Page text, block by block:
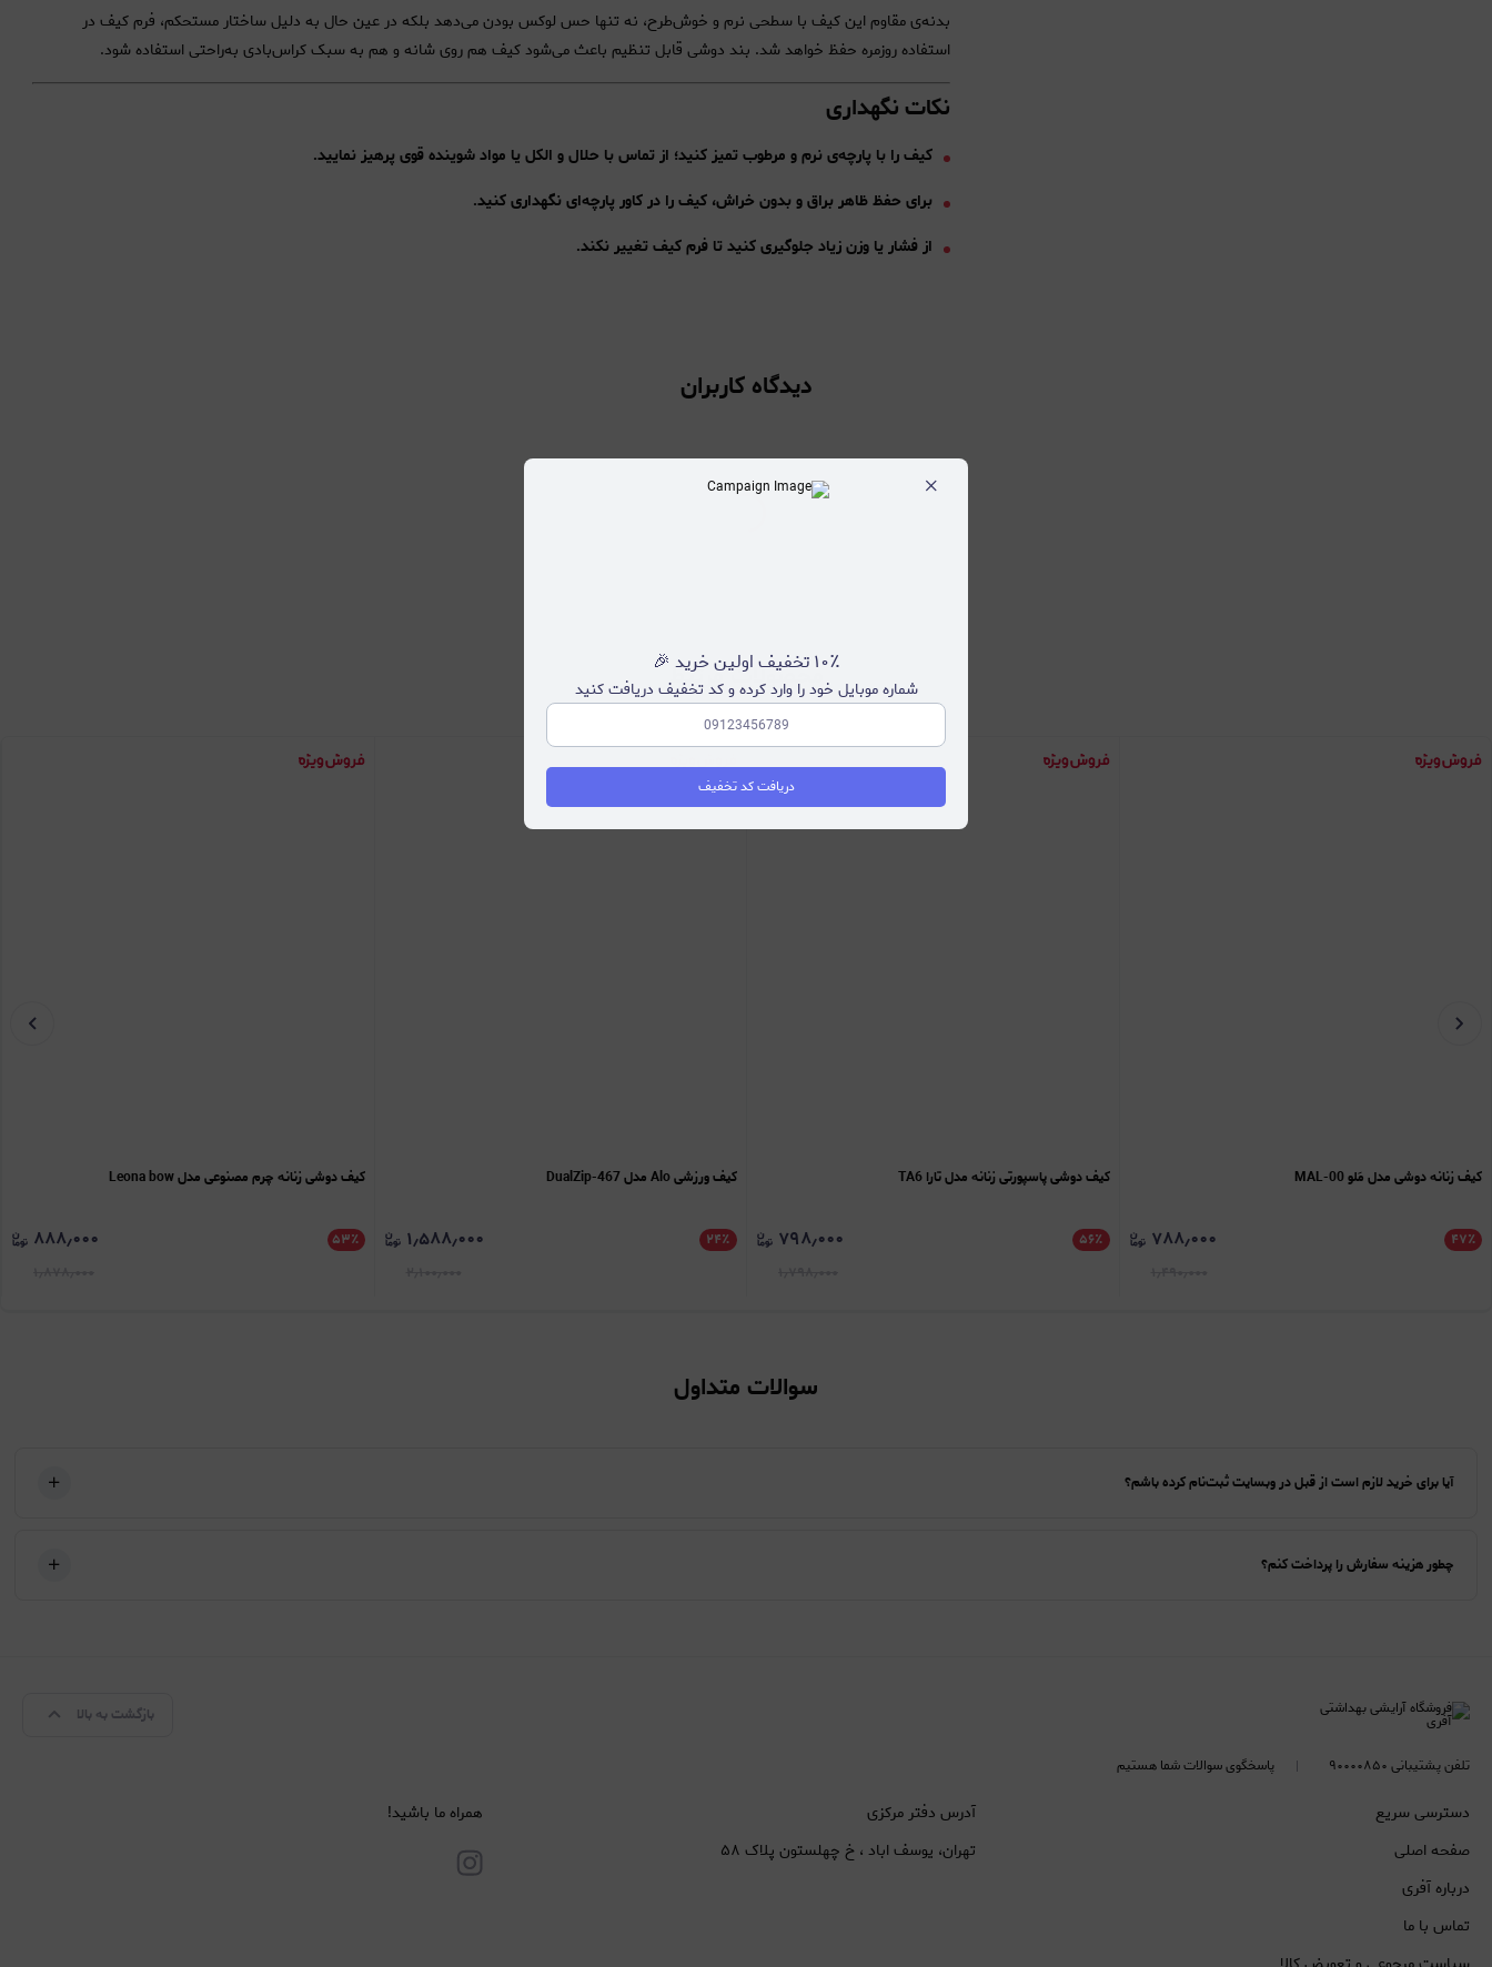
بدنه‌ی مقاوم این کیف با سطحی نرم و خوش‌طرح، نه تنها حس لوکس بودن می‌دهد بلکه در عین حال به دلیل ساختار مستحکم، فرم کیف در
استفاده روزمره حفظ خواهد شد. بند دوشی قابل تنظیم باعث می‌شود کیف هم روی شانه و هم به سبک کراس‌بادی به‌راحتی استفاده شود.
نکات نگهداری
کیف را با پارچه‌ی نرم و مرطوب تمیز کنید؛ از تماس با حلال و الکل یا مواد شوینده قوی پرهیز نمایید.
برای حفظ ظاهر براق و بدون خراش، کیف را در کاور پارچه‌ای نگهداری کنید.
از فشار یا وزن زیاد جلوگیری کنید تا فرم کیف تغییر نکند.
دیدگاه کاربران
محصولات مرتبط
کیف زنانه دوشی مدل مَلو MAL-00
۴۷٪ ۷۸۸٫۰۰۰
کیف دوشی پاسپورتی زنانه مدل تارا TA6
۵۶٪ ۷۹۸٫۰۰۰
کیف ورزشی Alo مدل DualZip-467
۲۴٪ ۱٫۵۸۸٫۰۰۰
کیف دوشی زنانه چرم مصنوعی مدل Leona bow
۵۳٪ ۸۸۸٫۰۰۰
سوالات متداول
آیا برای خرید لازم است از قبل در وبسایت ثبت‌نام کرده باشم؟
چطور هزینه سفارش را پرداخت کنم؟
بازگشت به بالا
تلفن پشتیبانی ۹۰۰۰۰۸۵۰ پاسخگوی سوالات شما هستیم
دسترسی سریع
صفحه اصلی
درباره آفری
تماس با ما
آدرس دفتر مرکزی
تهران، یوسف اباد ، خ چهلستون پلاک ۵۸
همراه ما باشید!
×
۱۰٪ تخفیف اولین خرید 🎉
شماره موبایل خود را وارد کرده و کد تخفیف دریافت کنید
دریافت کد تخفیف